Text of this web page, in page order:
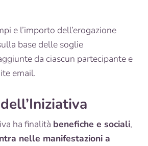
e l’importo dell’erogazione
base delle soglie
da ciascun partecipante e
email.
ha finalità benefiche e sociali,
nelle manifestazioni a